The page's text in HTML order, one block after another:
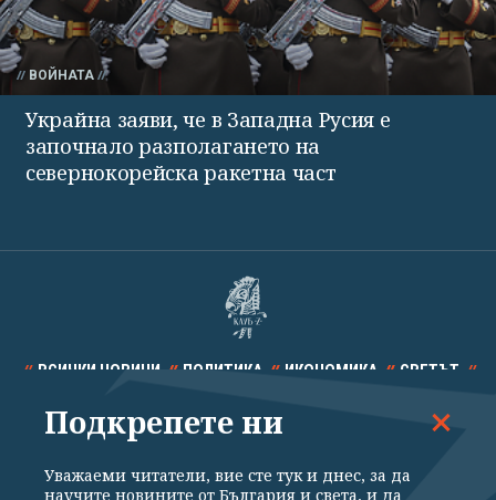
ВОЙНАТА
Украйна заяви, че в Западна Русия е
започнало разполагането на
севернокорейска ракетна част
ВСИЧКИ НОВИНИ ПОЛИТИКА ИКОНОМИКА СВЕТЪТ
СПОРТ КУЛТУРА ТЕХНОЛОГИИ КАЛЕЙДОСКОП
Подкрепете ни
Уважаеми читатели, вие сте тук и днес, за да
научите новините от България и света, и да